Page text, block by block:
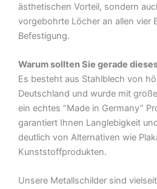
ästhetischen Vorteil, sondern
vorgebohrte Löcher an allen vier
Befestigung.
Warum sollten Sie gerade
Es besteht aus Stahlblech von
Deutschland und wurde mit
ein echtes “Made in Germany”
garantiert Ihnen Langlebigkeit
deutlich von Alternativen wie
Kunststoffprodukten.
Unsere Metallschilder sind